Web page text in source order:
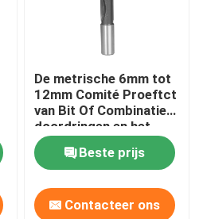
Snijders
De metrische 6mm tot
12mm Comité Proeftct
van Bit Of Combinatie
doordringen en het
Beetje van de
Versieringsrouter
Beste prijs
Contacteer ons